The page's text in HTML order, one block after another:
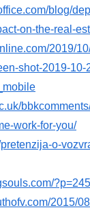
blog/
on-the-real-
2019/
shot-2019-10-
work-for-you/
o-
?p=245
2015/